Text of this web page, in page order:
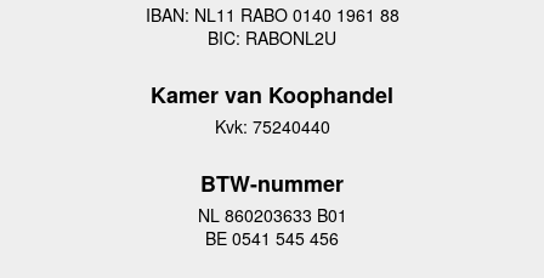
IBAN: NL11 RABO 0140 1961 88
BIC: RABONL2U
Kamer van Koophandel
Kvk: 75240440
BTW-nummer
NL 860203633 B01
BE 0541 545 456